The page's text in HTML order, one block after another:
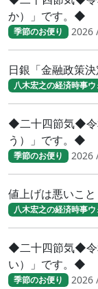
か）」です。◆
季節のお便り 2026
日銀「金融政策
八木宏之の経済時事
◆二十四節気◆令
う）」です。◆
季節のお便り 2026
値上げは悪いこ
八木宏之の経済時事
◆二十四節気◆令
い）」です。◆
季節のお便り 2026